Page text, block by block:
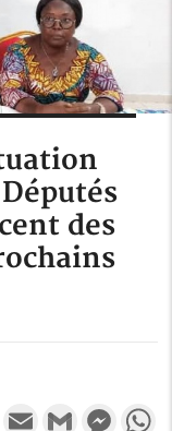
des
TwitterEmail Gmail